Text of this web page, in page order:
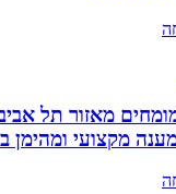
מאזור תל אביב
ומהימן